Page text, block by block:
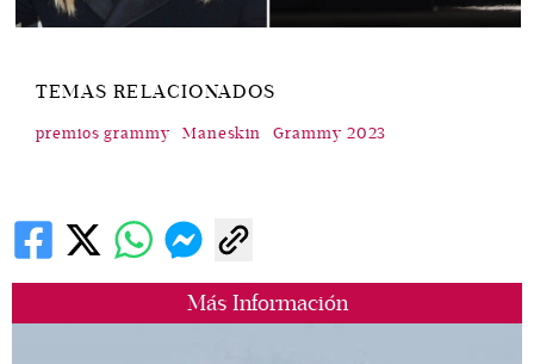
Más Información
TEMAS RELACIONADOS
premios grammy Maneskin Grammy 2023